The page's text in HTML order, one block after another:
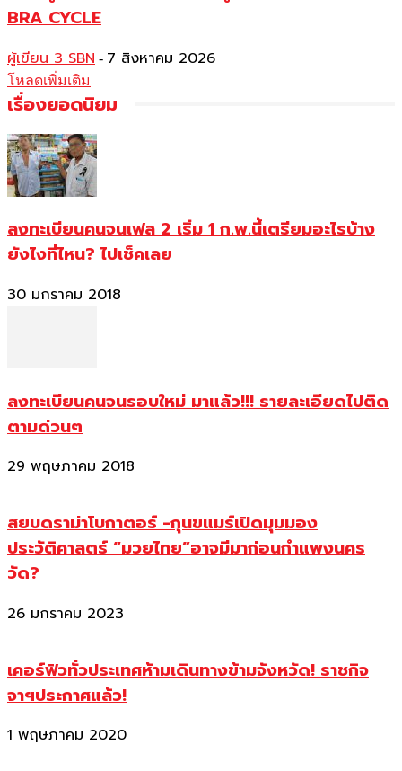
BRA CYCLE
ผู้เขียน 3 SBN - 7 สิงหาคม 2026
โหลดเพิ่มเติม
เรื่องยอดนิยม
ลงทะเบียนคนจนเฟส 2 เริ่ม 1 ก.พ.นี้เตรียมอะไรบ้าง
ยังไงที่ไหน? ไปเช็คเลย
30 มกราคม 2018
ลงทะเบียนคนจนรอบใหม่ มาแล้ว!!! รายละเอียดไปติด
ตามด่วนๆ
29 พฤษภาคม 2018
สยบดราม่าโบกาตอร์ -กุนขแมร์เปิดมุมมอง
ประวัติศาสตร์ “มวยไทย”อาจมีมาก่อนกำแพงนคร
วัด?
26 มกราคม 2023
เคอร์ฟิวทั่วประเทศห้ามเดินทางข้ามจังหวัด! ราชกิจ
จาฯประกาศแล้ว!
1 พฤษภาคม 2020